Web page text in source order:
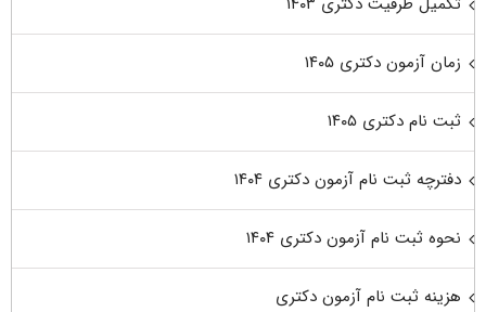
زمان آزمون دکتری ۱۴۰۵
ثبت نام دکتری ۱۴۰۵
دفترچه ثبت نام آزمون دکتری ۱۴۰۴
نحوه ثبت نام آزمون دکتری ۱۴۰۴
هزینه ثبت نام آزمون دکتری